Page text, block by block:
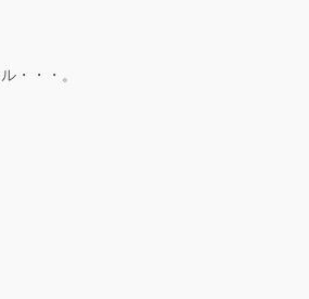
・・・。